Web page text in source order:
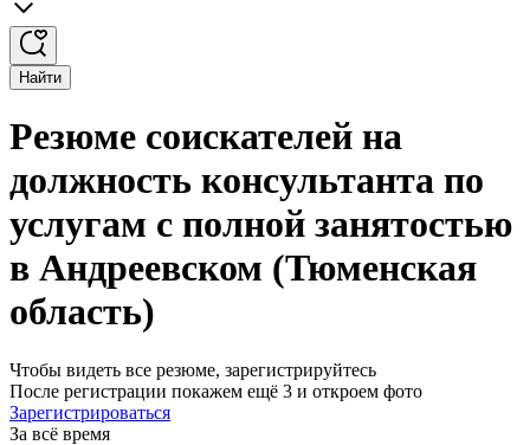
Найти
Резюме соискателей на
должность консультанта по
услугам с полной занятостью
в Андреевском (Тюменская
область)
Чтобы видеть все резюме, зарегистрируйтесь
После регистрации покажем ещё 3 и откроем фото
Зарегистрироваться
За всё время